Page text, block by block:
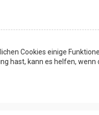
Cookies einige
hast, kann es helfen, wenn